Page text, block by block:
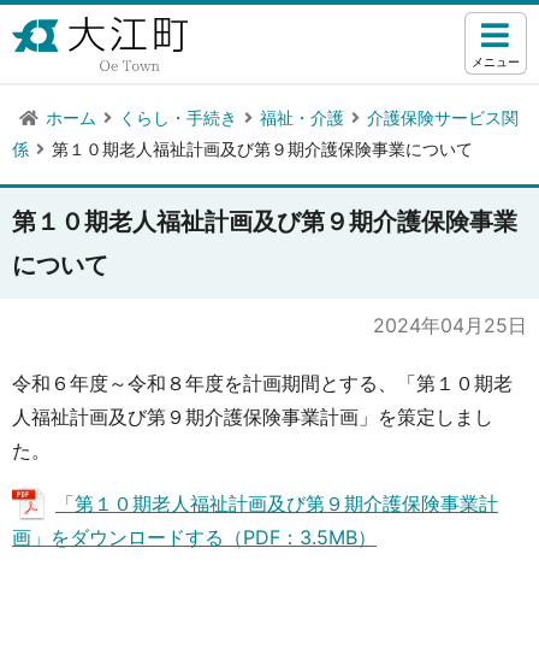
メニュー
ホーム くらし・手続き 福祉・介護
介護保険サービス関
係
第１０期老人福祉計画及び第９期介護保険事業について
第１０期老人福祉計画及び第９期介護保険事業
について
2024年04月25日
令和６年度～令和８年度を計画期間とする、「第１０期老
人福祉計画及び第９期介護保険事業計画」を策定しまし
た。
「第１０期老人福祉計画及び第９期介護保険事業計
画」をダウンロードする（PDF：3.5MB）